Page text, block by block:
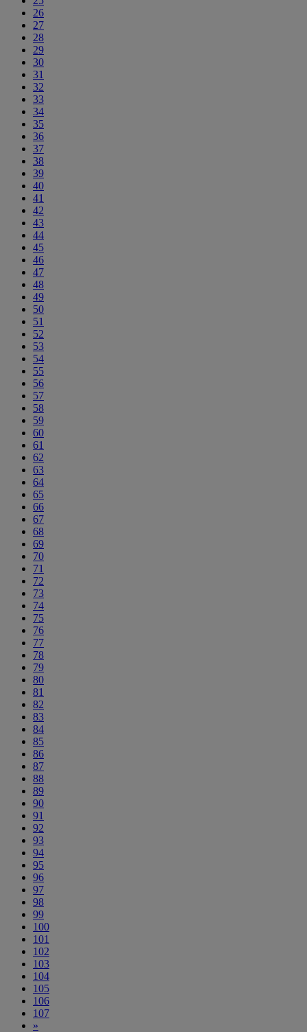
26
27
28
29
30
31
32
33
34
35
36
37
38
39
40
41
42
43
44
45
46
47
48
49
50
51
52
53
54
55
56
57
58
59
60
61
62
63
64
65
66
67
68
69
70
71
72
73
74
75
76
77
78
79
80
81
82
83
84
85
86
87
88
89
90
91
92
93
94
95
96
97
98
99
100
101
102
103
104
105
106
107
»